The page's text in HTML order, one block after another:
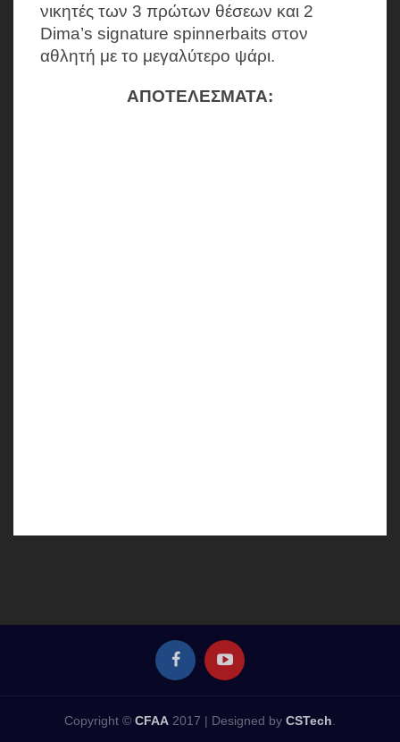
νικητές των 3 πρώτων θέσεων και 2
Dima’s signature spinnerbaits στον
αθλητή με το μεγαλύτερο ψάρι.
ΑΠΟΤΕΛΕΣΜΑΤΑ:
Copyright © CFAA 2017 | Designed by CSTech